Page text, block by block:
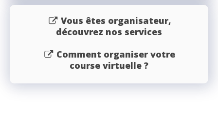
Vous êtes organisateur,
découvrez nos services
Comment organiser votre
course virtuelle ?